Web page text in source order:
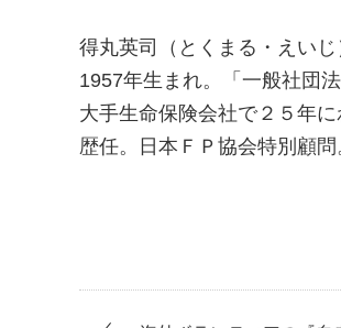
得丸英司（とくまる・えいじ
1957年生まれ。「一般社団
大手生命保険会社で２５年
歴任。日本ＦＰ協会特別顧問